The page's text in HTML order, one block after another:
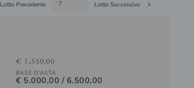
Lotto Precedente Lotto Successivo
€ 1.550,00
BASE D'ASTA
€ 5.000,00 / 6.500,00